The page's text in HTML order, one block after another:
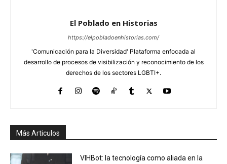
El Poblado en Historias
https://elpobladoenhistorias.com/
'Comunicación para la Diversidad' Plataforma enfocada al
desarrollo de procesos de visibilización y reconocimiento de los
derechos de los sectores LGBTI+.
Más Articulos
VIHBot: la tecnología como aliada en la